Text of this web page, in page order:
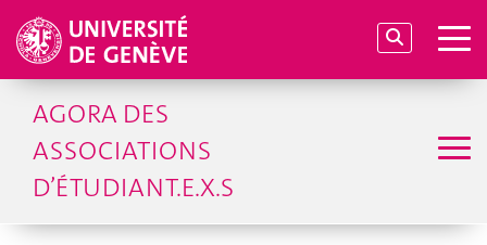
AGORA DES
ASSOCIATIONS
D’ÉTUDIANT.E.X.S